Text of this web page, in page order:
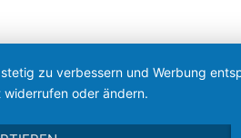
zu verbessern und Werbung
oder ändern.